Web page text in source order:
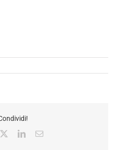
LinkedInEmail